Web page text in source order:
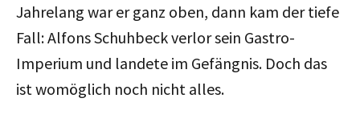
Jahrelang war er ganz oben, dann kam der tiefe
Fall: Alfons Schuhbeck verlor sein Gastro-
Imperium und landete im Gefängnis. Doch das
ist womöglich noch nicht alles.